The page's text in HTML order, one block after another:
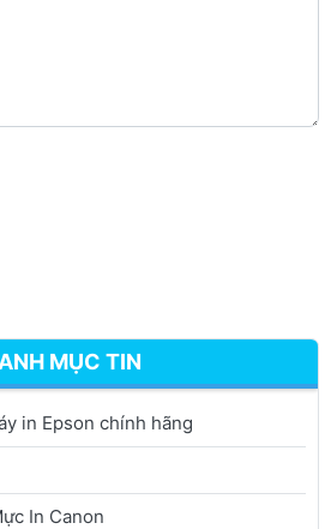
MỤC TIN
in Epson chính hãng
In Canon